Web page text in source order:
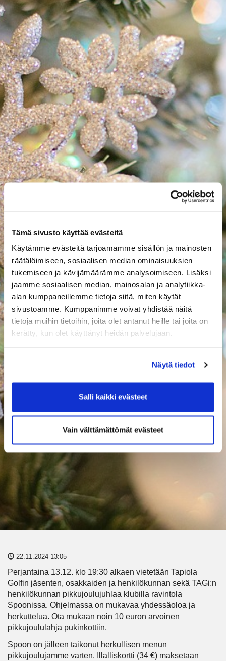
Tämä sivusto käyttää evästeitä
Käytämme evästeitä tarjoamamme sisällön ja mainosten
räätälöimiseen, sosiaalisen median ominaisuuksien
tukemiseen ja kävijämäärämme analysoimiseen. Lisäksi
jaamme sosiaalisen median, mainosalan ja analytiikka-
alan kumppaneillemme tietoja siitä, miten käytät
sivustoamme. Kumppanimme voivat yhdistää näitä
tietoja muihin tietoihin, joita olet antanut heille tai joita on
kerätty, kun olet käyttänyt heidän palvelujaan.
Näytä tiedot
Salli kaikki evästeet
Vain välttämättömät evästeet
22.11.2024 13:05
Perjantaina 13.12. klo 19:30 alkaen vietetään Tapiola
Golfin jäsenten, osakkaiden ja henkilökunnan sekä TAGi:n
henkilökunnan pikkujoulujuhlaa klubilla ravintola
Spoonissa. Ohjelmassa on mukavaa yhdessäoloa ja
herkuttelua. Ota mukaan noin 10 euron arvoinen
pikkujoululahja pukinkottiin.
Spoon on jälleen taikonut herkullisen menun
pikkujoulujamme varten. Illalliskortti (34 €) maksetaan